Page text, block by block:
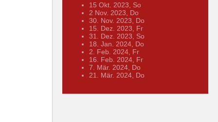
15 Okt. 2023, So
2 Nov. 2023, Do
30. Nov. 2023, Do
15. Dez. 2023, Fr
31. Dez. 2023, So
18. Jan. 2024, Do
2. Feb. 2024, Fr
16. Feb. 2024, Fr
7. Mär. 2024, Do
21. Mär. 2024, Do